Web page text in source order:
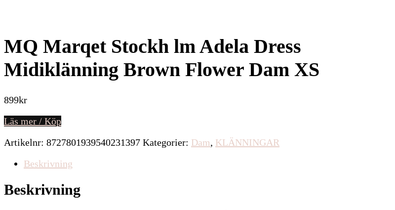
MQ Marqet Stockh lm Adela Dress
Midiklänning Brown Flower Dam XS
899kr
Läs mer / Köp
Artikelnr: 8727801939540231397 Kategorier: Dam, KLÄNNINGAR
Beskrivning
Beskrivning